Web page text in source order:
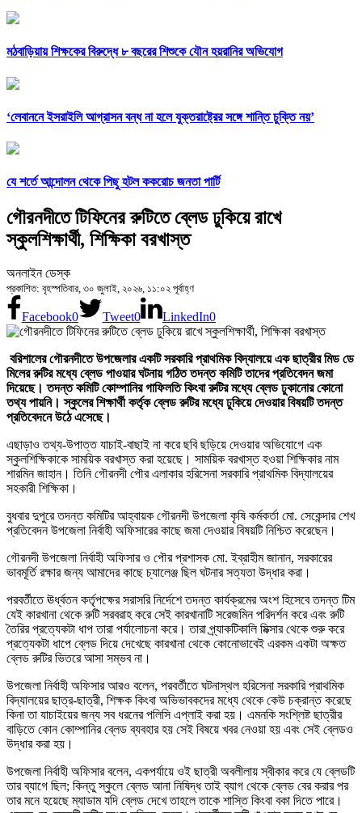
মঠবাড়িয়ায় শিক্ষকের বিরুদ্ধে ৮ বছরের শিশুকে যৌন হয়রানির অভিযোগ
‘লেবাননে ইসরাইলি আগ্রাসন বন্ধ না হলে যুক্তরাষ্ট্রের সঙ্গে শান্তি চুক্তি নয়’
যে শর্তে আন্দোলন থেকে পিছু হটল ককরোচ জনতা পার্টি
গৌরনদীতে টিফিনের রুটিতে ব্লেড ঢুকিয়ে রাখে
স্কুলশিক্ষার্থী, শিক্ষিকা বরখাস্ত
অনলাইন ডেস্ক
প্রকাশিত: বৃহস্পতিবার, ৩০ জুলাই, ২০২৬, ১১:০২ পূর্বাহ্ণ
Facebook0 Tweet0 LinkedIn0
বরিশালের গৌরনদীতে উপজেলার একটি সরকারি প্রাথমিক বিদ্যালয়ে এক ছাত্রীর মিড ডে
মিলের রুটির মধ্যে ব্লেড পাওয়ার ঘটনায় গঠিত তদন্ত কমিটি তাদের প্রতিবেদন জমা
দিয়েছে। তদন্ত কমিটি কোম্পানির গাফিলতি কিংবা রুটির মধ্যে ব্লেড ঢুকানোর কোনো
তথ্য পায়নি। স্কুলের শিক্ষার্থী কর্তৃক ব্লেড রুটির মধ্যে ঢুকিয়ে দেওয়ার বিষয়টি তদন্ত
প্রতিবেদনে উঠে এসেছে।
এছাড়াও তথ্য-উপাত্ত যাচাই-বাছাই না করে ছবি ছড়িয়ে দেওয়ার অভিযোগে এক
স্কুলশিক্ষিকাকে সাময়িক বরখাস্ত করা হয়েছে। সাময়িক বরখাস্ত হওয়া শিক্ষিকার নাম
শারমিন জাহান। তিনি গৌরনদী পৌর এলাকার হরিসেনা সরকারি প্রাথমিক বিদ্যালয়ের
সহকারী শিক্ষিকা।
বুধবার দুপুরে তদন্ত কমিটির আহ্বায়ক গৌরনদী উপজেলা কৃষি কর্মকর্তা মো. সেকেন্দার শেখ
প্রতিবেদন উপজেলা নির্বাহী অফিসারের কাছে জমা দেওয়ার বিষয়টি নিশ্চিত করেছেন।
গৌরনদী উপজেলা নির্বাহী অফিসার ও পৌর প্রশাসক মো. ইব্রাহীম জানান, সরকারের
ভাবমূর্তি রক্ষার জন্য আমাদের কাছে চ্যালেঞ্জ ছিল ঘটনার সত্যতা উদ্ধার করা।
পরবর্তীতে ঊর্ধ্বতন কর্তৃপক্ষের সরাসরি নির্দেশে তদন্ত কার্যক্রমের অংশ হিসেবে তদন্ত টিম
যেই কারখানা থেকে রুটি সরবরাহ করে সেই কারখানাটি সরেজমিন পরিদর্শন করে এবং রুটি
তৈরির প্রত্যেকটা ধাপ তারা পর্যালোচনা করে। তারা প্র্যাকটিকালি মিক্সার থেকে শুরু করে
প্রত্যেকটা ধাপে ব্লেড দিয়ে দেখেছে কারখানা থেকে কোনোভাবেই এরকম একটা অক্ষত
ব্লেড রুটির ভিতরে আসা সম্ভব না।
উপজেলা নির্বাহী অফিসার আরও বলেন, পরবর্তীতে ঘটনাস্থল হরিসেনা সরকারি প্রাথমিক
বিদ্যালয়ের ছাত্র-ছাত্রী, শিক্ষক কিংবা অভিভাবকদের মধ্যে থেকে কেউ চক্রান্ত করেছে
কিনা তা যাচাইয়ের জন্য সব ধরনের পলিসি এপ্লাই করা হয়। এমনকি সংশ্লিষ্ট ছাত্রীর
বাড়িতে কোন কোম্পানির ব্লেড ব্যবহার হয় সেই বিষয়ে খবর নেওয়া হয় এবং সেই ব্লেডও
উদ্ধার করা হয়।
উপজেলা নির্বাহী অফিসার বলেন, একপর্যায়ে ওই ছাত্রী অবলীলায় স্বীকার করে যে ব্লেডটি
তার ব্যাগে ছিল; কিন্তু স্কুলে ব্লেড আনা নিষিদ্ধ তাই ব্যাগ থেকে ব্লেড বের করার পর
তার মনে হয়েছে ম্যাডাম যদি ব্লেড দেখে তাহলে তাকে শাস্তি কিংবা বকা দিতে পারে।